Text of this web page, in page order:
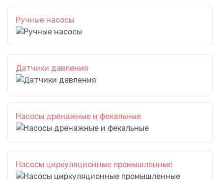
Ручные насосы
Датчики давления
Насосы дренажные и фекальные
Насосы циркуляционные промышленные